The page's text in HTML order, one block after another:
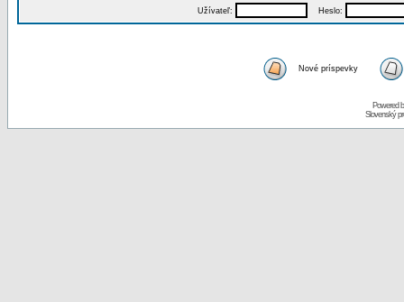
Užívateľ: Heslo:
Nové príspevky
Powered
Slovenský